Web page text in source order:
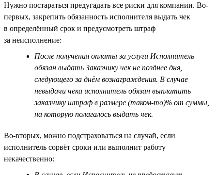
Нужно постараться предугадать все риски для компании. Во-
первых, закрепить обязанность исполнителя выдать чек
в определённый срок и предусмотреть штраф
за неисполнение:
После получения оплаты за услуги Исполнитель
обязан выдать Заказчику чек не позднее дня,
следующего за днём вознаграждения. В случае
невыдачи чека исполнитель обязан выплатить
заказчику штраф в размере (таком-то)% от суммы,
на которую полагалось выдать чек.
Во-вторых, можно подстраховаться на случай, если
исполнитель сорвёт сроки или выполнит работу
некачественно: